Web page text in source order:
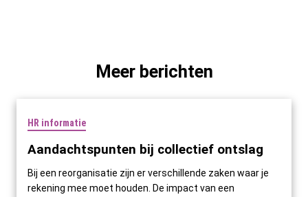
Meer berichten
HR informatie
Aandachtspunten bij collectief ontslag
Bij een reorganisatie zijn er verschillende zaken waar je
rekening mee moet houden. De impact van een